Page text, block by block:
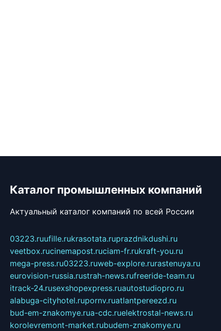
Каталог промышленных компаний
Актуальный каталог компаний по всей России
03223.ruufille.rukrasotata.ruprazdnikdushi.ru
veetbox.rucinemapost.ruciam-fr.rukraft-you.ru
mega-press.ru03223.ruweb-explore.rurastenuya.ru
eurovision-russia.rustrah-news.rufreeride-team.ru
itrack-24.rusexshopexpress.ruautostudiopro.ru
alabuga-cityhotel.rupornv.ruatlantpereezd.ru
bud-em-znakomye.rua-cdc.ruelektrostal-news.ru
korolevremont-market.rubudem-znakomye.ru